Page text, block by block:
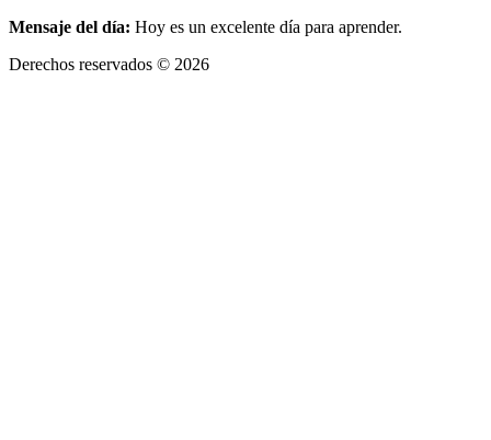
Mensaje del día: Hoy es un excelente día para aprender.
Derechos reservados © 2026